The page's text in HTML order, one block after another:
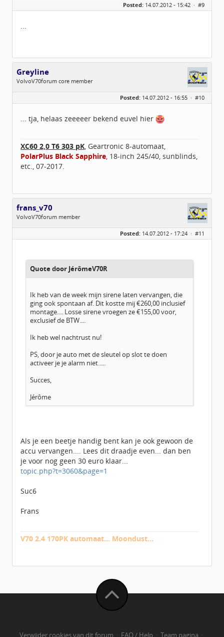
Posted: 14.07.2012 - 15:42 · #9
Greyline
VolvoV70forum core member
Leeftijd:
77
Berichten:
1806
Posted: 14.07.2012 - 16:55 · #10
... tja, helaas zeeeeer bekend euvel hier
XC60 2,0 T6 303 pK, Geartronic 8-automaat,
PolarPlus Black Sapphire, 18-inch 245/40, sunblinds,
etc., 07-2017.
frans_v70
VolvoV70forum member
Geslacht:
Leeftijd:
69
Posted: 14.07.2012 - 17:24 · #11
Quote door JérômeV70R
Ik heb van de week mijn sirene laten vervangen, die
ging ook spontaan af. Dit kostte mij €260,00 inclusief
montage.... Losse sirene vroegen ze €155,00 voor,
exclusief de BTW....
Ik heb wel nachtrust nu!
PS, door je auto met de sleutel op slot te doen
activeer je je alarm niet.....
Succes,
Jérôme
Als je een beetje handig bent kan je ook gewoon de
accu vervangen.... Lees dit draadje even... dan ben
je voor nog geen 30 euro klaar...
topic.php?t=3060&page=1
Suc6
Frans
V70 2.4 170PK automaat... Moondust...
Verwijder cookies van dit forum · FAQ / Help · Team pagina ·